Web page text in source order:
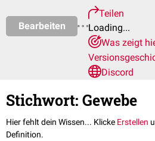
Bearbeiten
Teilen
Loading...
Was zeigt
Discord
Stichwort: Gewebe
Hier fehlt dein Wissen... Klicke Erstellen
Definition.